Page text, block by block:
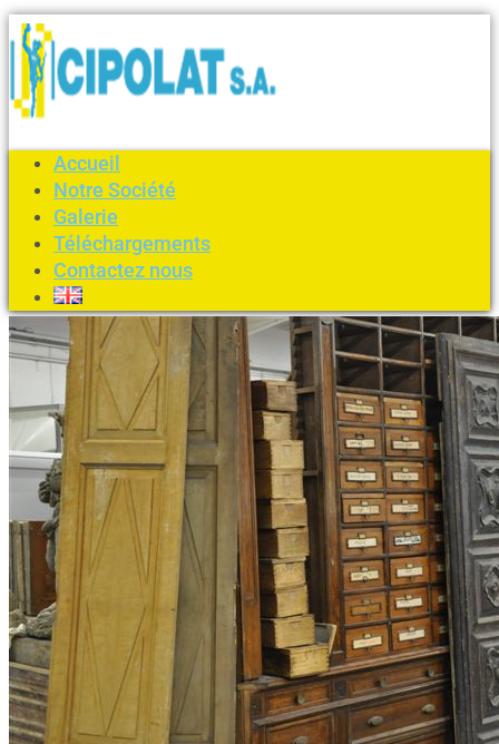
Accueil
Notre Société
Galerie
Téléchargements
Contactez nous